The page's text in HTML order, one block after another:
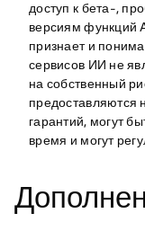
доступ к бета-,
версиям функций
признает и
сервисов ИИ не
на собственный
предоставляются
гарантий, могут
время и могут